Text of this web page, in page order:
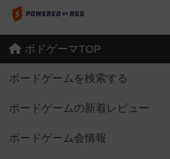
ボドゲーマTOP
ボードゲームを検索する
ボードゲームの新着レビュー
ボードゲーム会情報